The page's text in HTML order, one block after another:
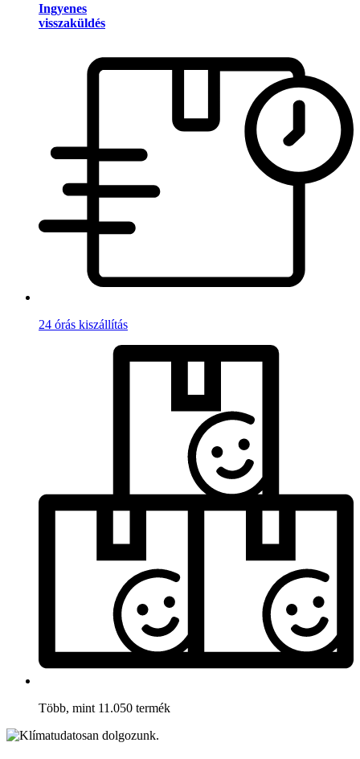
Ingyenes
visszaküldés
24 órás kiszállítás
Több, mint 11.050 termék